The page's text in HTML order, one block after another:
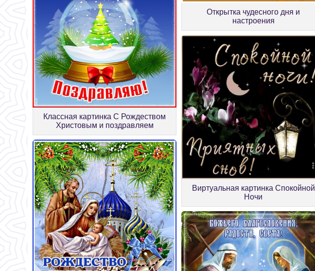
Классная картинка С Рождеством
Христовым и поздравляем
Открытка чудесного дня и
настроения
Виртуальная картинка Спокойной
Ночи